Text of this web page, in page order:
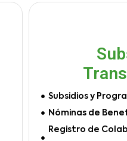
Subsidios y
Nóminas de
Registro de